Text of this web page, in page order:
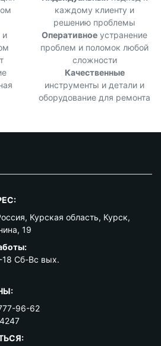
каждому клиенту и
решению проблемы
и
Оперативное устранение
проблем и поломок любой
сложности
Качественные
инструменты и детали и
оборудование для ремонта
, Курская область, Курск,
19
Сб-Вс вых.
96-62